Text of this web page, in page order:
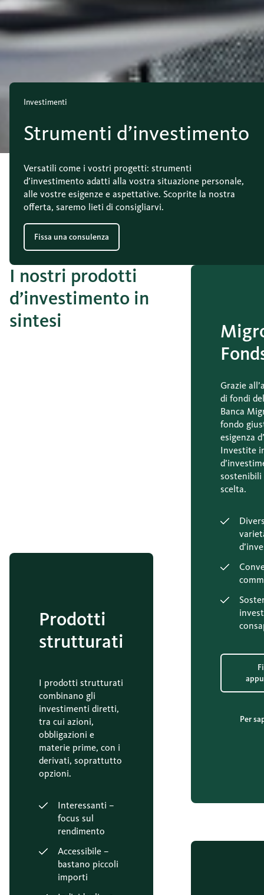
Investimenti
Strumenti d’investimento
Versatili come i vostri progetti: strumenti
d’investimento adatti alla vostra situazione personale,
alle vostre esigenze e aspettative. Scoprite la nostra
offerta, saremo lieti di consigliarvi.
Fissa una consulenza
I nostri prodotti
d’investimento in
sintesi
Grazie
di fondi
Banca
fondo
esigenza
Investite
sostenibili
scelta.
Per
Prodotti
strutturati
I prodotti strutturati
combinano gli
investimenti diretti,
tra cui azioni,
obbligazioni e
materie prime, con i
derivati, soprattutto
opzioni.
Interessanti –
focus sul
rendimento
Accessibile –
bastano piccoli
importi